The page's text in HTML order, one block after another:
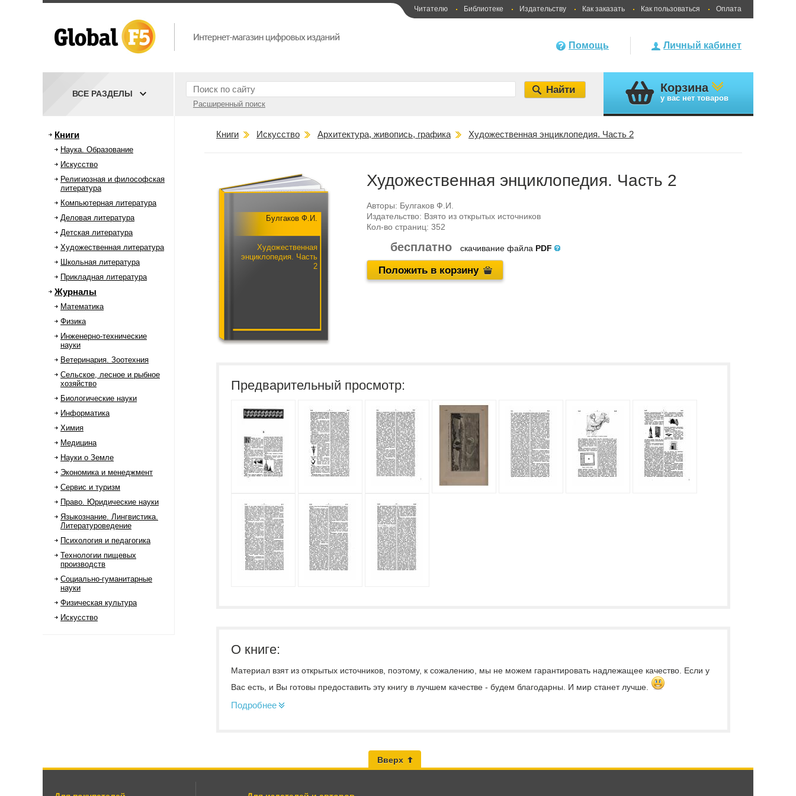
Читателю Библиотеке Издательству Как заказать Как пользоваться Оплата
Личный кабинет
Помощь
Расширенный поиск
ВСЕ РАЗДЕЛЫ Корзина
у вас нет товаров
Книги
Наука. Образование
Искусство
Религиозная и философская
литература
Компьютерная литература
Деловая литература
Детская литература
Художественная литература
Школьная литература
Прикладная литература
Журналы
Математика
Физика
Инженерно-технические
науки
Ветеринария. Зоотехния
Сельское, лесное и рыбное
хозяйство
Биологические науки
Информатика
Химия
Медицина
Науки о Земле
Экономика и менеджмент
Сервис и туризм
Право. Юридические науки
Языкознание. Лингвистика.
Литературоведение
Психология и педагогика
Технологии пищевых
производств
Социально-гуманитарные
науки
Физическая культура
Искусство
Книги Искусство Архитектура, живопись, графика Художественная энциклопедия. Часть 2
Булгаков Ф.И.
Художественная
энциклопедия. Часть
2
Художественная энциклопедия. Часть 2
Авторы: Булгаков Ф.И.
Издательство: Взято из открытых источников
Кол-во страниц: 352
бесплатно скачивание файла PDF
Положить в корзину
Предварительный просмотр:
О книге:
Материал взят из открытых источников, поэтому, к сожалению, мы не можем гарантировать надлежащее качество. Если у
Вас есть, и Вы готовы предоставить эту книгу в лучшем качестве - будем благодарны. И мир станет лучше.
Подробнее
Вверх